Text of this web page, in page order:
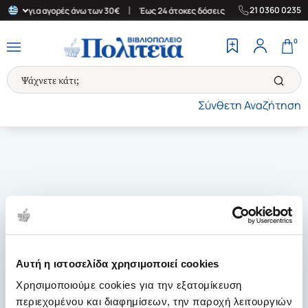
Αυτή η ιστοσελίδα χρησιμοποιεί cookies
Χρησιμοποιούμε cookies για την εξατομίκευση
περιεχομένου και διαφημίσεων, την παροχή λειτουργιών
για αγορές άνω των 30€ Έως 24 άτοκες δόσεις | Δωρεάν
21 0360 0235
Σύνθετη Αναζήτηση
0